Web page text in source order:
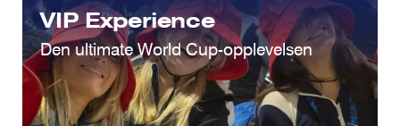
VIP Experience
Den ultimate World Cup-opplevelsen